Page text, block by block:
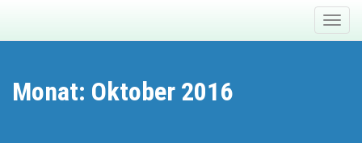
Menu
Monat: Oktober 2016